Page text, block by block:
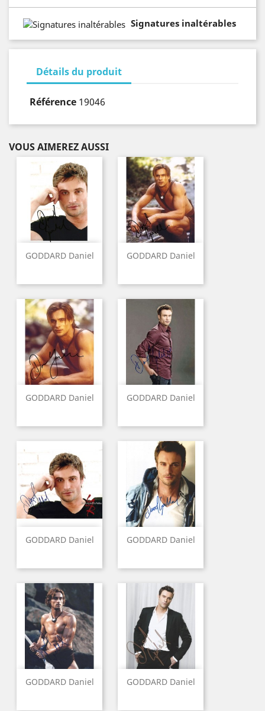
Signatures inaltérables
Détails du produit
Référence 19046
VOUS AIMEREZ AUSSI
GODDARD Daniel GODDARD Daniel
GODDARD Daniel GODDARD Daniel
GODDARD Daniel GODDARD Daniel
GODDARD Daniel GODDARD Daniel